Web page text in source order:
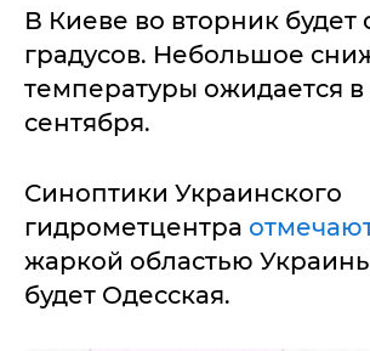
В Киеве во вторник будет
градусов. Небольшое
температуры ожидается в
сентября.
Синоптики Украинского
гидрометцентра
жаркой областью
будет Одесская.